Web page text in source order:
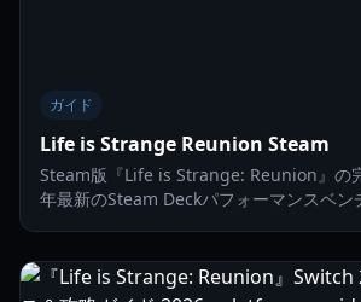
ガイド
Life is Strange Reunion Steam
Steam版『Life is Strange: Reunion』の
年最新のSteam Deckパフォーマンスベン